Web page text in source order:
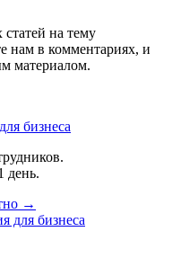
на тему
нам в комментариях, и
материалом.
бизнеса
день.
→